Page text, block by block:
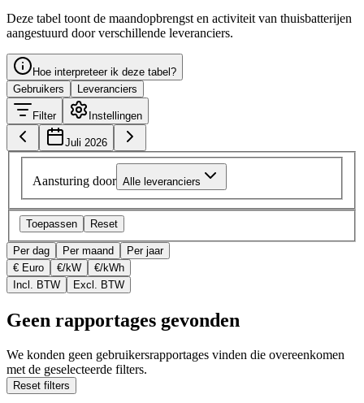
Deze tabel toont de maandopbrengst en activiteit van thuisbatterijen
aangestuurd door verschillende leveranciers.
Hoe interpreteer ik deze tabel?
Gebruikers
Leveranciers
Filter Instellingen
Juli 2026
Aansturing door Alle leveranciers
Toepassen Reset
Per dag Per maand
Per jaar
€ Euro
€/kW
€/kWh
Incl. BTW
Excl. BTW
Geen rapportages gevonden
We konden geen gebruikersrapportages vinden die overeenkomen
met de geselecteerde filters.
Reset filters